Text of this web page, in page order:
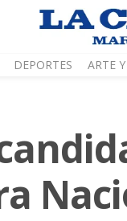
DEPORTES ARTE